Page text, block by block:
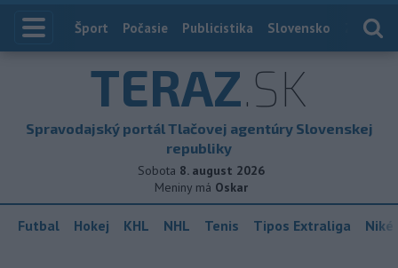
Index
Šport Počasie Publicistika Slovensko
TERAZ.SK
Spravodajský portál Tlačovej agentúry Slovenskej
republiky
Sobota 8. august 2026
Meniny má Oskar
Futbal Hokej KHL NHL Tenis Tipos Extraliga